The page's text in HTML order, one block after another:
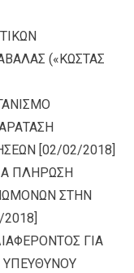
(«ΚΩΣΤΑΣ
[02/02/2018]
ΠΛΗΡΩΣΗ
ΣΤΗΝ
ΓΙΑ